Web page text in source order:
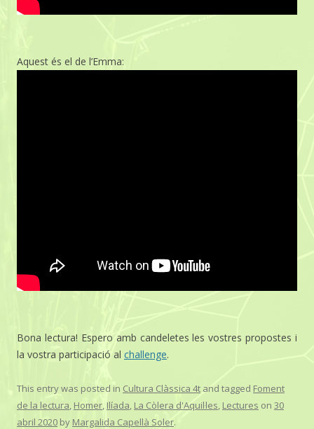
Aquest és el de l’Emma:
Bona lectura! Espero amb candeletes les vostres propostes i
la vostra participació al challenge.
This entry was posted in Cultura Clàssica 4t and tagged Foment
de la lectura, Homer, Ilíada, La Còlera d'Aquil·les, Lectures on 30
abril 2020 by Margalida Capellà Soler.